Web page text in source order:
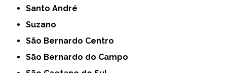
Santo André
Suzano
São Bernardo Centro
São Bernardo do Campo